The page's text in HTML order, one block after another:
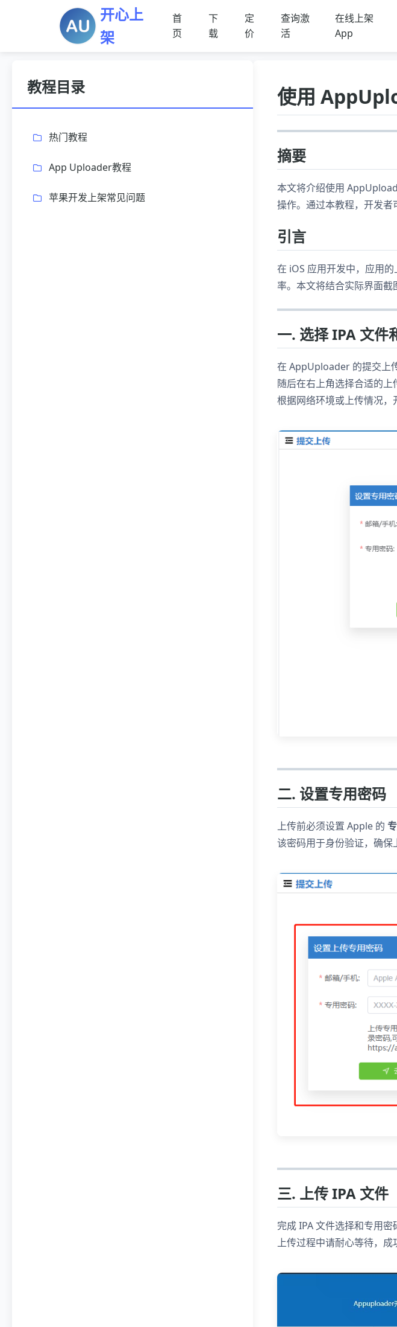
开心上
架
首
页
下
载
定
价
查询激
活
在线上架
App
教程目录
热门教程
App Uploader教程
苹果开发上架常见问题
使用
摘要
本文将介绍使用
操作。通过本教程，开发
引言
在 iOS 应用开发中，应用
率。本文将结合实际界面截
一. 选择 IPA 文件
在 AppUploader 的提交上
随后在右上角选择合适的上
根据网络环境或上传情况，
二. 设置专用密码
上传前必须设置 Apple 的
该密码用于身份验证，确保
三. 上传 IPA 文件
完成 IPA 文件选择和专用密
上传过程中请耐心等待，成